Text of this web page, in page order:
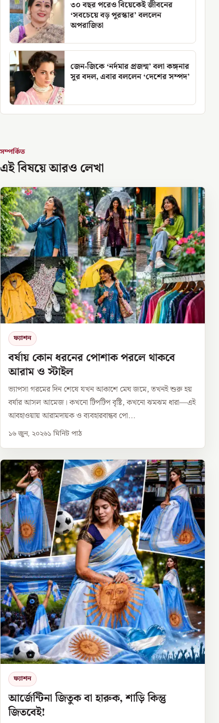
৩০ বছর পরেও বিয়েকেই জীবনের
‘সবচেয়ে বড় পুরস্কার’ বললেন
অপরাজিতা
জেন-জিকে ‘নর্দমার প্রজন্ম’ বলা কঙ্গনার
সুর বদল, এবার বললেন ‘দেশের সম্পদ’
সম্পর্কিত
এই বিষয়ে আরও লেখা
ফ্যাশন
বর্ষায় কোন ধরনের পোশাক পরলে থাকবে
আরাম ও স্টাইল
ভ্যাপসা গরমের দিন শেষে যখন আকাশে মেঘ জমে, তখনই শুরু হয়
বর্ষার আসল আমেজ। কখনো টিপটিপ বৃষ্টি, কখনো ঝমঝম ধারা—এই
আবহাওয়ায় আরামদায়ক ও ব্যবহারবান্ধব পো...
১৬ জুন, ২০২৬১ মিনিট পাঠ
ফ্যাশন
আর্জেন্টিনা জিতুক বা হারুক, শাড়ি কিন্তু
জিতবেই!